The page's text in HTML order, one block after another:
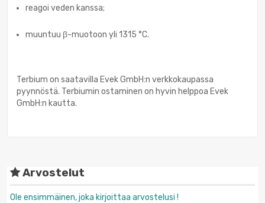
reagoi veden kanssa;
muuntuu β-muotoon yli 1315 °C.
Terbium on saatavilla Evek GmbH:n verkkokaupassa
pyynnöstä. Terbiumin ostaminen on hyvin helppoa Evek
GmbH:n kautta.
Arvostelut
Ole ensimmäinen, joka kirjoittaa arvostelusi !